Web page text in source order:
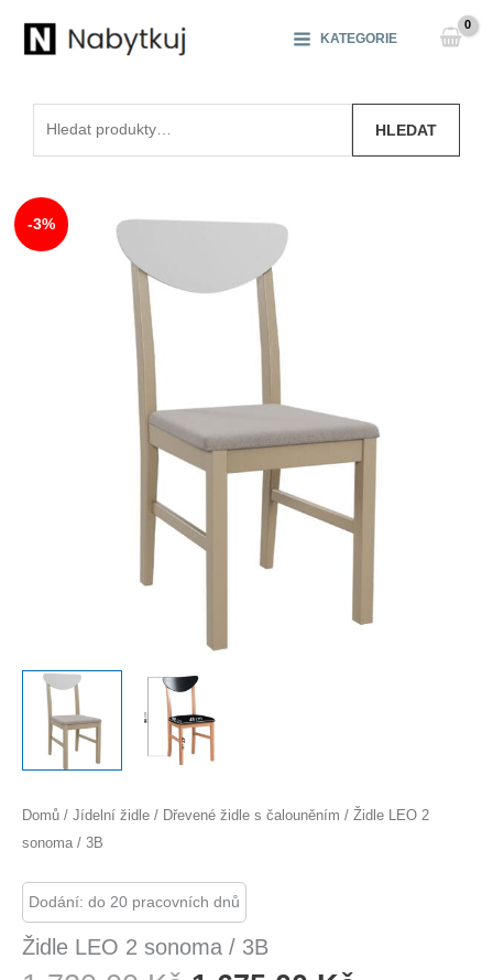
KATEGORIE
HLEDAT
-3%
Domů / Jídelní židle / Dřevené židle s čalouněním / Židle LEO 2
sonoma / 3B
Dodání: do 20 pracovních dnů
Židle LEO 2 sonoma / 3B